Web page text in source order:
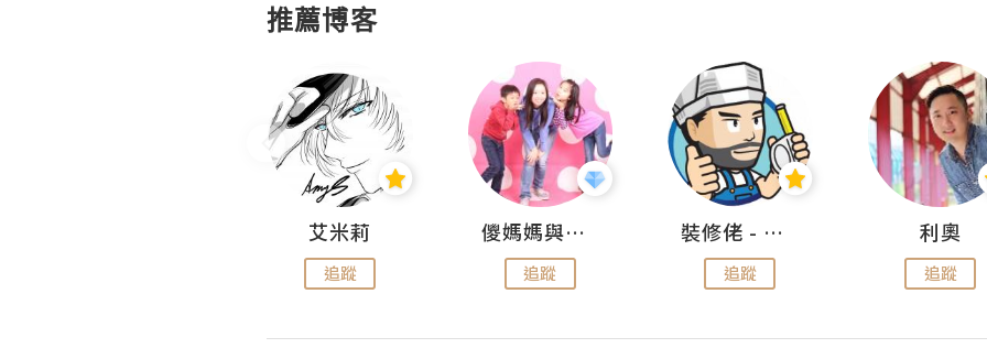
推薦博客
艾米莉
追蹤
儍媽媽與兩隻小魔怪之家
追蹤
裝修佬 - 香港一站式網上裝修平台
追蹤
利奧
追蹤